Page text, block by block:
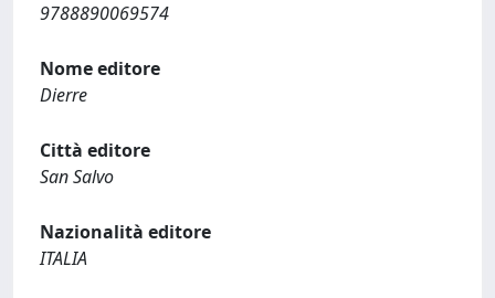
9788890069574
Nome editore
Dierre
Città editore
San Salvo
Nazionalità editore
ITALIA